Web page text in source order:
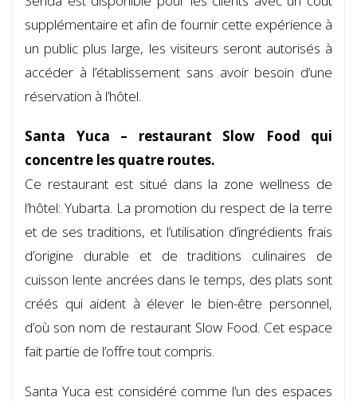
supplémentaire et afin de fournir cette expérience à
un public plus large, les visiteurs seront autorisés à
accéder à l’établissement sans avoir besoin d’une
réservation à l’hôtel.
Santa Yuca – restaurant Slow Food qui
concentre les quatre routes.
Ce restaurant est situé dans la zone wellness de
l’hôtel: Yubarta. La promotion du respect de la terre
et de ses traditions, et l’utilisation d’ingrédients frais
d’origine durable et de traditions culinaires de
cuisson lente ancrées dans le temps, des plats sont
créés qui aident à élever le bien-être personnel,
d’où son nom de restaurant Slow Food. Cet espace
fait partie de l’offre tout compris.
Santa Yuca est considéré comme l’un des espaces